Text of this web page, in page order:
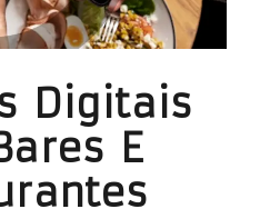
Digitais
E